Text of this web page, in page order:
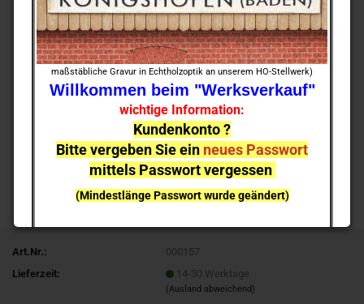
maßstäbliche Gravur in Echtholzoptik an unserem HO-Stellwerk)
Willkommen beim "Werksverkauf"
wichtige Information:
Kundenkonto ?
Bitte vergeben Sie ein neues Passwort
mittels Passwort vergessen
(Mindestlänge Passwort wurde geändert)
Lieferverzögerungen
NEUHEITEN sind nicht sofort lieferbar, sie können gern
Ich melde mich bei Erscheinen
Art.Nr.:
000157
Lieferzeit:
14-30 Werktage
(Ausland abweichend)